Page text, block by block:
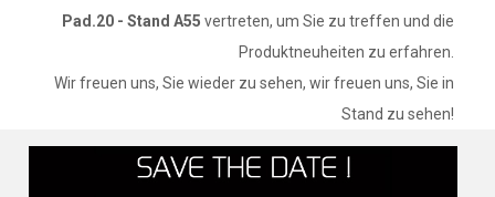
Pad.20 - Stand A55 vertreten, um Sie zu treffen und die
Produktneuheiten zu erfahren.
Wir freuen uns, Sie wieder zu sehen, wir freuen uns, Sie in
Stand zu sehen!